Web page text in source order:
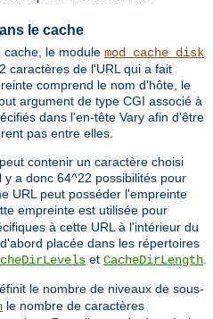
le cache
cache, le module mod_cache_disk
caractères de l'URL qui a fait
comprend le nom d'hôte, le
argument de type CGI associé à
dans l'en-tête Vary afin d'être
pas entre elles.
contenir un caractère choisi
a donc 64^22 possibilités pour
URL peut posséder l'empreinte
empreinte est utilisée pour
à cette URL à l'intérieur du
placée dans les répertoires
et CacheDirLength.
le nombre de niveaux de sous-
le nombre de caractères